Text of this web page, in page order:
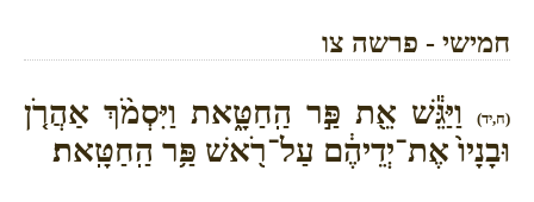
חמישי - פרשה צו
(ח,יד)
וַיַּגֵּ֕שׁ אֵ֖ת פַּ֣ר הַֽחַטָּ֑את וַיִּסְמֹ֨ךְ אַהֲרֹ֤ן
וּבָנָיו֙ אֶת־יְדֵיהֶ֔ם עַל־רֹ֖אשׁ פַּ֥ר הַֽחַטָּֽאת׃